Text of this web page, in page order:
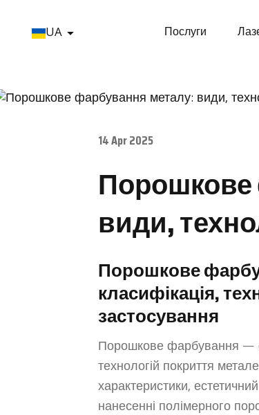
UA Послуги
14 Apr 2025
Порошкове
види,
Порошкове
класифікація,
застосування
Порошкове фарбування —
технологій покриття
характеристики,
нанесенні полімерного